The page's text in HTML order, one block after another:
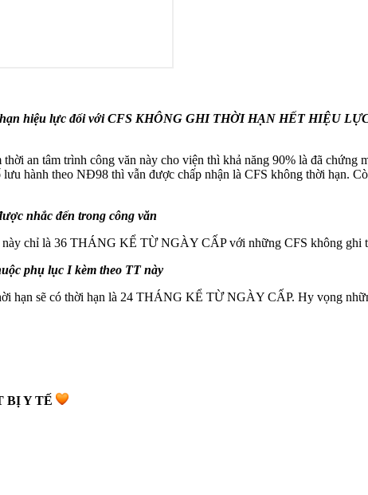
hiệu lực đối với CFS KHÔNG GHI THỜI HẠN HẾT HIỆU
an tâm trình công văn này cho viện thì khả năng 90% là đã
hành theo NĐ98 thì vẫn được chấp nhận là CFS không thời hạn.
nhắc đến trong công văn
chỉ là 36 THÁNG KỂ TỪ NGÀY CẤP với những CFS không ghi
phụ lục I kèm theo TT này
hạn sẽ có thời hạn là 24 THÁNG KỂ TỪ NGÀY CẤP. Hy vọng
BỊ Y TẾ